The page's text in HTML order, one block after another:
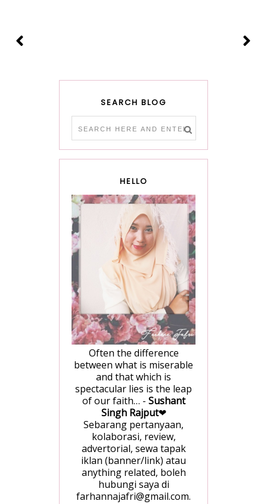
SEARCH BLOG
HELLO
Often the difference
between what is miserable
and that which is
spectacular lies is the leap
of our faith… - Sushant
Singh Rajput❤
Sebarang pertanyaan,
kolaborasi, review,
advertorial, sewa tapak
iklan (banner/link) atau
anything related, boleh
hubungi saya di
farhannajafri@gmail.com.